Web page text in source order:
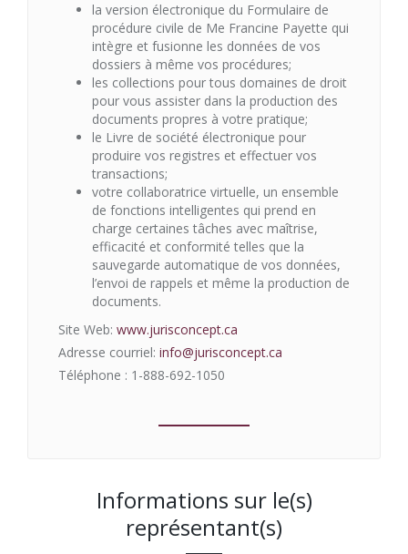
la version électronique du Formulaire de
procédure civile de Me Francine Payette qui
intègre et fusionne les données de vos
dossiers à même vos procédures;
les collections pour tous domaines de droit
pour vous assister dans la production des
documents propres à votre pratique;
le Livre de société électronique pour
produire vos registres et effectuer vos
transactions;
votre collaboratrice virtuelle, un ensemble
de fonctions intelligentes qui prend en
charge certaines tâches avec maîtrise,
efficacité et conformité telles que la
sauvegarde automatique de vos données,
l’envoi de rappels et même la production de
documents.
Site Web: www.jurisconcept.ca
Adresse courriel: info@jurisconcept.ca
Téléphone : 1-888-692-1050
Informations sur le(s)
représentant(s)